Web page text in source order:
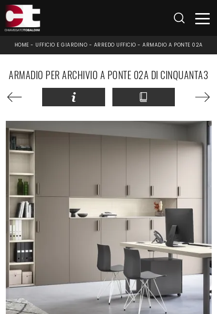
HOME - UFFICIO E GIARDINO - ARREDO UFFICIO - ARMADIO A PONTE 02A
ARMADIO PER ARCHIVIO A PONTE 02A DI CINQUANTA3